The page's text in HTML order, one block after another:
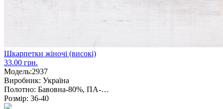
Шкарпетки жіночі (високі)
33.00 грн.
Модель:2937
Виробник: Україна
Полотно: Бавовна-80%, ПА-…
Розмір: 36-40